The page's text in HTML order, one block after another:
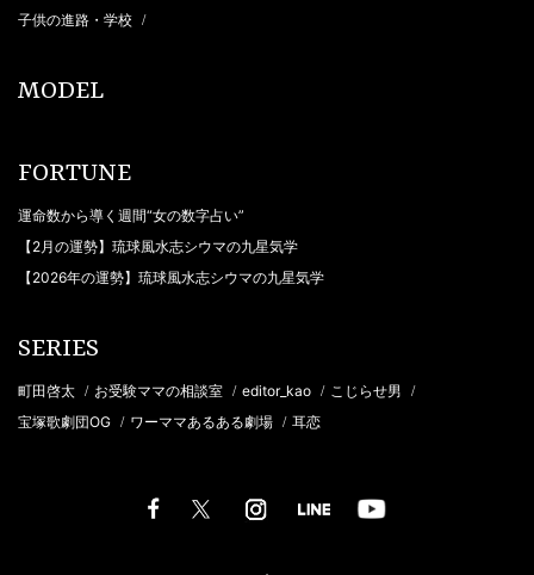
子供の進路・学校 /
MODEL
FORTUNE
運命数から導く週間“女の数字占い”
【2月の運勢】琉球風水志シウマの九星気学
【2026年の運勢】琉球風水志シウマの九星気学
SERIES
町田啓太 / お受験ママの相談室 / editor_kao / こじらせ男 /
宝塚歌劇団OG / ワーママあるある劇場 / 耳恋